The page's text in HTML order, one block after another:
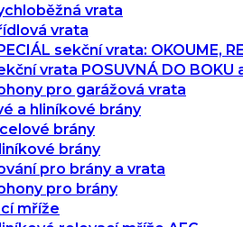
vrata
vrata
sekční vrata: OKOUME,
vrata POSUVNÁ DO BOKU
pro garážová vrata
a hliníkové brány
brány
brány
pro brány a vrata
pro brány
mříže